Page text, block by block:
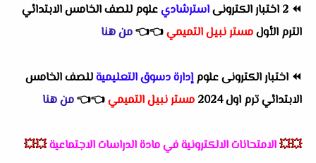
⏪ 2 اختبار الكترونى استرشاديعلوم للصف الخامس الابتدائي
الترم الأولمستر نبيل التميمي👈
👈من هنا
⏪ اختبار الكترونى علومإدارة دسوق التعليميةللصف الخامس
الابتدائي ترم اول 2024
مستر نبيل التميمي👈
👈من هنا
💥💥الامتحانات الالكترونية في مادة الدراسات الاجتماعية💥💥